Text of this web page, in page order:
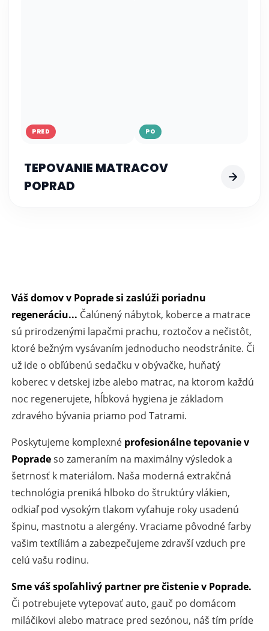
PRED PO
TEPOVANIE MATRACOV
POPRAD
Váš domov v Poprade si zaslúži poriadnu
regeneráciu... Čalúnený nábytok, koberce a matrace
sú prirodzenými lapačmi prachu, roztočov a nečistôt,
ktoré bežným vysávaním jednoducho neodstránite. Či
už ide o obľúbenú sedačku v obývačke, huňatý
koberec v detskej izbe alebo matrac, na ktorom každú
noc regenerujete, hĺbková hygiena je základom
zdravého bývania priamo pod Tatrami.
Poskytujeme komplexné profesionálne tepovanie v
Popradeso zameraním na maximálny výsledok a
šetrnosť k materiálom. Naša moderná extrakčná
technológia preniká hlboko do štruktúry vlákien,
odkiaľ pod vysokým tlakom vyťahuje roky usadenú
špinu, mastnotu a alergény. Vraciame pôvodné farby
vašim textíliám a zabezpečujeme zdravší vzduch pre
celú vašu rodinu.
Sme váš spoľahlivý partner pre čistenie v Poprade.
Či potrebujete vytepovať auto, gauč po domácom
miláčikovi alebo matrace pred sezónou, náš tím príde